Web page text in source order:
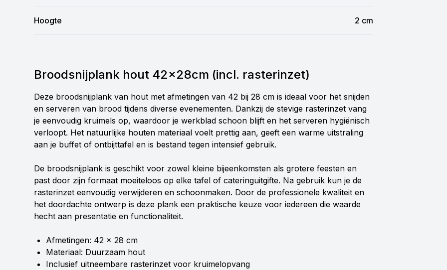
Hoogte 2 cm
Broodsnijplank hout 42x28cm (incl. rasterinzet)
Deze broodsnijplank van hout met afmetingen van 42 bij 28 cm is ideaal voor het snijden
en serveren van brood tijdens diverse evenementen. Dankzij de stevige rasterinzet vang
je eenvoudig kruimels op, waardoor je werkblad schoon blijft en het serveren hygiënisch
verloopt. Het natuurlijke houten materiaal voelt prettig aan, geeft een warme uitstraling
aan je buffet of ontbijttafel en is bestand tegen intensief gebruik.
De broodsnijplank is geschikt voor zowel kleine bijeenkomsten als grotere feesten en
past door zijn formaat moeiteloos op elke tafel of cateringuitgifte. Na gebruik kun je de
rasterinzet eenvoudig verwijderen en schoonmaken. Door de professionele kwaliteit en
het doordachte ontwerp is deze plank een praktische keuze voor iedereen die waarde
hecht aan presentatie en functionaliteit.
Afmetingen: 42 x 28 cm
Materiaal: Duurzaam hout
Inclusief uitneembare rasterinzet voor kruimelopvang